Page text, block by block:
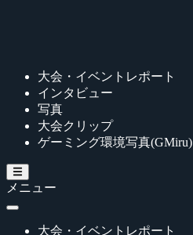
大会・イベントレポート
インタビュー
写真
大会クリップ
ゲーミング環境写真(GMiru)
メニュー
大会・イベントレポート